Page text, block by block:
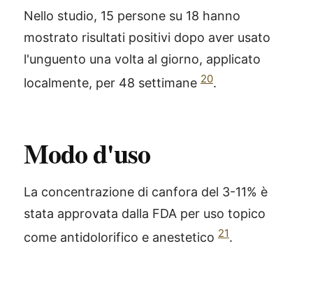
Nello studio, 15 persone su 18 hanno
mostrato risultati positivi dopo aver usato
l'unguento una volta al giorno, applicato
localmente, per 48 settimane 20.
Modo d'uso
La concentrazione di canfora del 3-11% è
stata approvata dalla FDA per uso topico
come antidolorifico e anestetico 21.